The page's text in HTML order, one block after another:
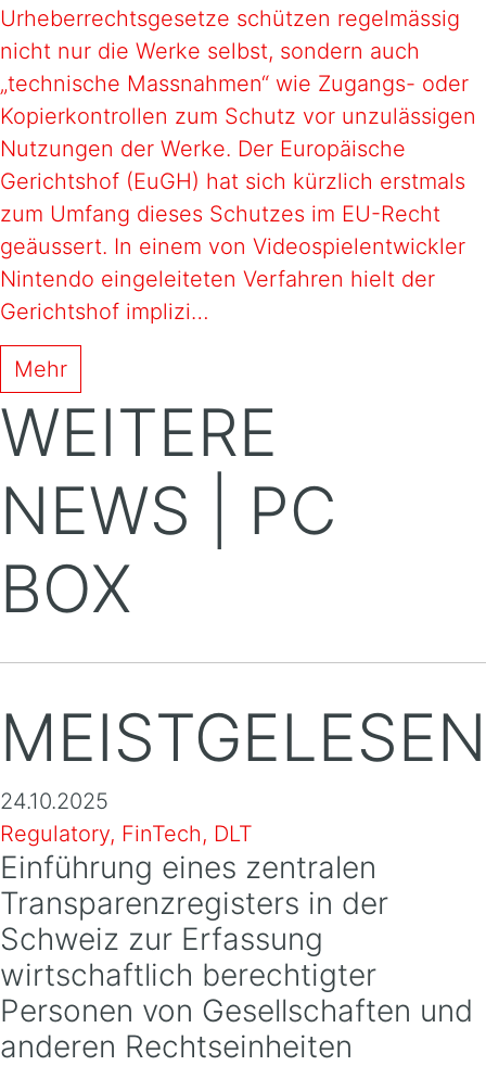
Urheberrechtsgesetze schützen regelmässig
nicht nur die Werke selbst, sondern auch
„technische Massnahmen“ wie Zugangs- oder
Kopierkontrollen zum Schutz vor unzulässigen
Nutzungen der Werke. Der Europäische
Gerichtshof (EuGH) hat sich kürzlich erstmals
zum Umfang dieses Schutzes im EU-Recht
geäussert. In einem von Videospielentwickler
Nintendo eingeleiteten Verfahren hielt der
Gerichtshof implizi…
Mehr
WEITERE
NEWS | PC
BOX
MEISTGELESEN
24.10.2025
Regulatory, FinTech, DLT
Einführung eines zentralen
Transparenzregisters in der
Schweiz zur Erfassung
wirtschaftlich berechtigter
Personen von Gesellschaften und
anderen Rechtseinheiten